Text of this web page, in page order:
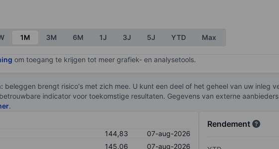
1M 3M 6M 1J 3J 5J YTD Max
om toegang te krijgen tot meer grafiek- en analysetools.
beleggen brengt risico's met zich mee. U kunt een deel of het geheel van uw inleg
indicator voor toekomstige resultaten. Gegevens van externe
.
144,83
07-aug-2026
145,06
07-aug-2026
Rendement